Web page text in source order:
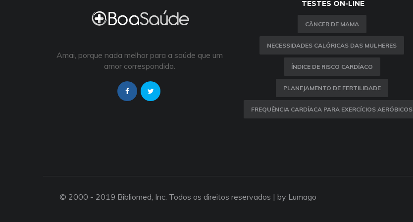
Amai, porque nada melhor para a saúde que um
amor correspondido.
TESTES ON-LINE
CÂNCER DE MAMA
NECESSIDADES CALÓRICAS DAS MULHERES
ÍNDICE DE RISCO CARDÍACO
PLANEJAMENTO DE FERTILIDADE
FREQUÊNCIA CARDÍACA PARA EXERCÍCIOS AERÓBICOS
© 2000 - 2019 Bibliomed, Inc. Todos os direitos reservados | by Lumago